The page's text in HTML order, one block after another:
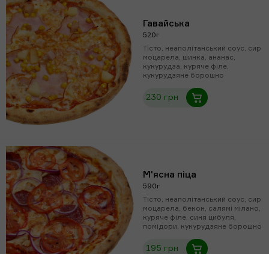
Гавайська
520г
Тісто, неаполітанський соус, сир
моцарела, шинка, ананас,
кукурудза, куряче філе,
кукурудзяне борошно
230 грн
М'ясна піца
590г
Тісто, неаполітанський соус, сир
моцарела, бекон, салямі мілано,
куряче філе, синя цибуля,
помідори, кукурудзяне борошно
195 грн